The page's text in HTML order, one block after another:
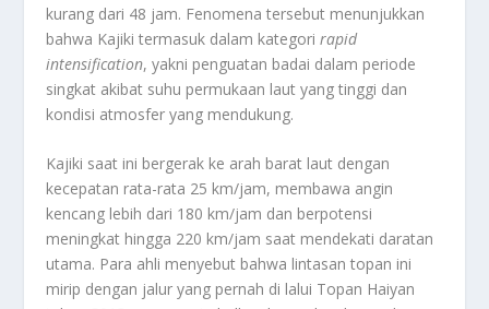
kurang dari 48 jam. Fenomena tersebut menunjukkan
bahwa Kajiki termasuk dalam kategorirapid
intensification, yakni penguatan badai dalam periode
singkat akibat suhu permukaan laut yang tinggi dan
kondisi atmosfer yang mendukung.
Kajiki saat ini bergerak ke arah barat laut dengan
kecepatan rata-rata 25 km/jam, membawa angin
kencang lebih dari 180 km/jam dan berpotensi
meningkat hingga 220 km/jam saat mendekati daratan
utama. Para ahli menyebut bahwa lintasan topan ini
mirip dengan jalur yang pernah di lalui Topan Haiyan